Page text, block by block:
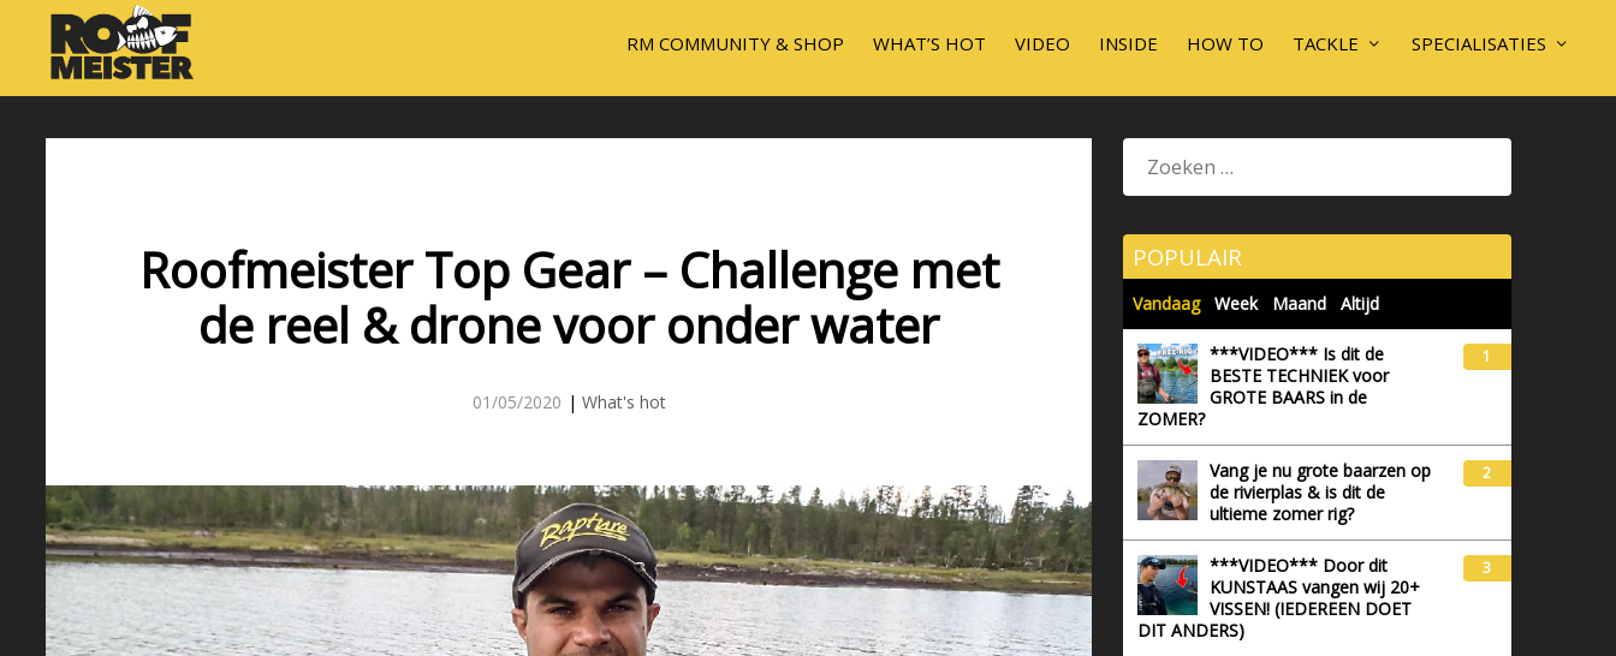
RM COMMUNITY & SHOP WHAT’S HOT VIDEO INSIDE HOW TO TACKLE SPECIALISATIES
Roofmeister Top Gear – Challenge met
de reel & drone voor onder water
01/05/2020 | What's hot
POPULAIR
Vandaag Week Maand Altijd
***VIDEO*** Is dit de
BESTE TECHNIEK voor
GROTE BAARS in de
ZOMER?
1
Vang je nu grote baarzen op
de rivierplas & is dit de
ultieme zomer rig?
2
***VIDEO*** Door dit
KUNSTAAS vangen wij 20+
VISSEN! (IEDEREEN DOET
DIT ANDERS)
3